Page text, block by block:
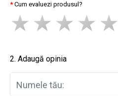
Cum evaluezi produsul?
2. Adaugă opinia